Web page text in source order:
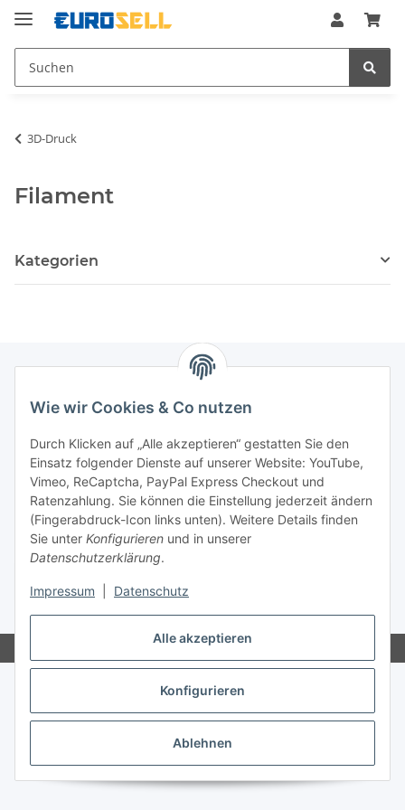
Alle akzeptieren
Konfigurieren
Ablehnen
Wie wir Cookies & Co nutzen
Durch Klicken auf „Alle akzeptieren“ gestatten Sie den
Einsatz folgender Dienste auf unserer Website: YouTube,
Vimeo, ReCaptcha, PayPal Express Checkout und
Ratenzahlung. Sie können die Einstellung jederzeit ändern
(Fingerabdruck-Icon links unten). Weitere Details finden
Sie unter Konfigurieren und in unserer
Datenschutzerklärung.
Impressum Datenschutz
3D-Druck
Filament
Kategorien
Gesetzliche Informationen
Informationen
Ratgeber